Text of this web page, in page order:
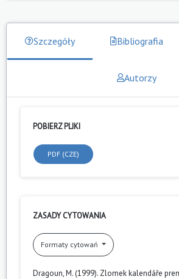
Szczegóły Bibliografia
Autorzy
POBIERZ PLIKI
PDF (CZE)
ZASADY CYTOWANIA
Formaty cytowań
Dragoun, M. (1999). Zlomek kalendáře